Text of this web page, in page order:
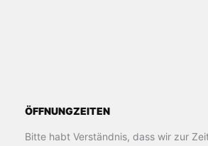
ÖFFNUNGZEITEN
Bitte habt Verständnis, dass wir zur